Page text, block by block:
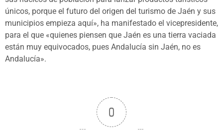
únicos, porque el futuro del origen del turismo de Jaén y sus
municipios empieza aquí», ha manifestado el vicepresidente,
para el que «quienes piensen que Jaén es una tierra vaciada
están muy equivocados, pues Andalucía sin Jaén, no es
Andalucía».
0